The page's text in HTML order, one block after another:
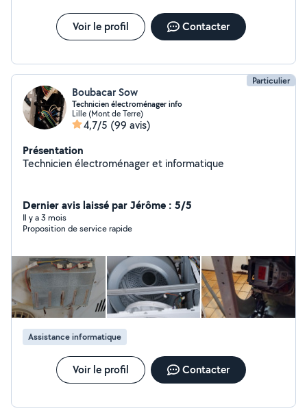
Voir le profil Contacter
Particulier
Boubacar Sow
Technicien électroménager info
Lille (Mont de Terre)
4,7/5 (99 avis)
Présentation
Technicien électroménager et informatique
Dernier avis laissé par Jérôme : 5/5
Il y a 3 mois
Proposition de service rapide
Assistance informatique
Voir le profil Contacter